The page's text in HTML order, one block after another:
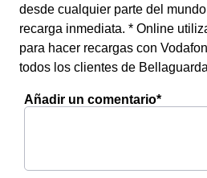
desde cualquier parte del
recarga inmediata. * Online
para hacer recargas con
todos los clientes de Bellaguarda
Añadir un comentario*